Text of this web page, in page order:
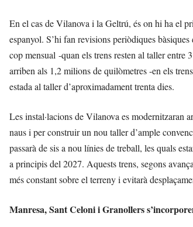
En el cas de Vilanova i la Geltrú, és on hi ha el
espanyol. S’hi fan revisions periòdiques
cop mensual -quan els trens resten al taller entre
arriben als 1,2 milions de quilòmetres -en els
estada al taller d’aproximadament trenta dies.
Les instal·lacions de Vilanova es modernitzaran
naus i per construir un nou taller d’ample
passarà de sis a nou línies de treball, les quals
a principis del 2027. Aquests trens, segons
més constant sobre el terreny i evitarà
Manresa, Sant Celoni i Granollers